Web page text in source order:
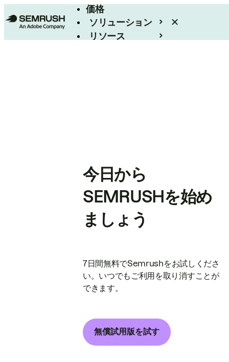
価格
ソリューション
リソース
今日から
SEMRUSHを始め
ましょう
7日間無料でSemrushをお試しくださ
い。いつでもご利用を取り消すことが
できます。
無償試用版を試す